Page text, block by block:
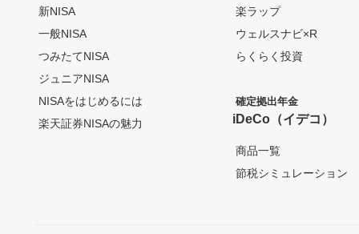
新NISA
一般NISA
つみたてNISA
ジュニアNISA
NISAをはじめるには
楽天証券NISAの魅力
楽ラップ
ウェルスナビ×R
らくらく投資
確定拠出年金
iDeCo（イデコ）
商品一覧
節税シミュレーション